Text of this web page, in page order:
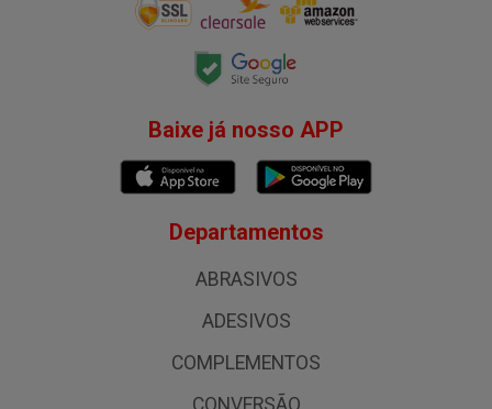
Baixe já nosso APP
Departamentos
ABRASIVOS
ADESIVOS
COMPLEMENTOS
CONVERSÃO